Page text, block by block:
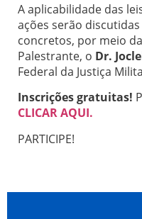
A aplicabilidade das
ações serão
concretos, por meio
Palestrante, o Dr.
Federal da Justiça
Inscrições gratuitas!
CLICAR AQUI.
PARTICIPE!